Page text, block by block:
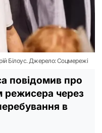
Білоус. Джерело: Соцмережі
повідомив про
режисера через
в